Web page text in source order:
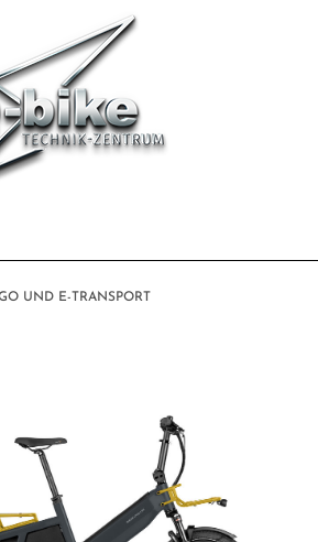
UND E-TRANSPORT